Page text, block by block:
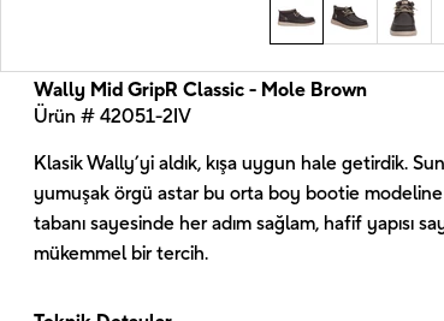
Wally Mid GripR Classic - Mole Brown
Ürün # 42051-2IV
Klasik Wally’yi aldık, kışa uygun hale getirdik.
yumuşak örgü astar bu orta boy bootie modeline
tabanı sayesinde her adım sağlam, hafif yapısı
mükemmel bir tercih.